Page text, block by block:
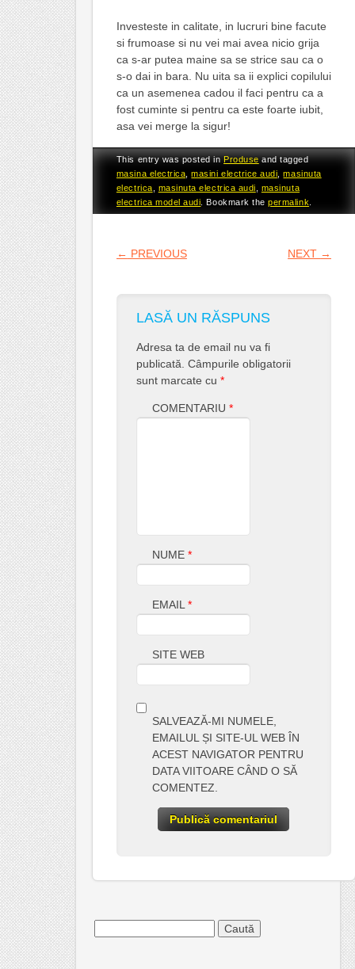
Investeste in calitate, in lucruri bine facute
si frumoase si nu vei mai avea nicio grija
ca s-ar putea maine sa se strice sau ca o
s-o dai in bara. Nu uita sa ii explici copilului
ca un asemenea cadou il faci pentru ca a
fost cuminte si pentru ca este foarte iubit,
asa vei merge la sigur!
This entry was posted inProduseand tagged
masina electrica ,masini electrice audi ,masinuta
electrica
masinuta electrica audi
masinuta
electrica model audi . Bookmark thepermalink
POST NAVIGATION
← PREVIOUS NEXT →
LASĂ UN RĂSPUNS
Adresa ta de email nu va fi
publicată. Câmpurile obligatorii
sunt marcate cu *
COMENTARIU *
NUME *
EMAIL*
SITE WEB
SALVEAZĂ-MI NUMELE,
EMAILUL ȘI SITE-UL WEB ÎN
ACEST NAVIGATOR PENTRU
DATA VIITOARE CÂND O SĂ
COMENTEZ.